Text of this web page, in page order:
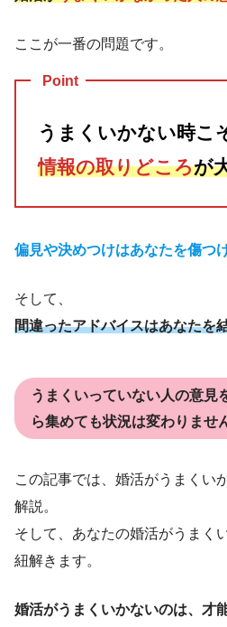
ここが一番の問題です。
Point
うまくいかない時こ
情報の取りどころが
偏見や決めつけはあなたを傷つ
そして、
間違ったアドバイスはあなたを
うまくいっていない人の意見
ら集めても状況は変わりませ
この記事では、婚活がうまくい
解説。
そして、あなたの婚活がうまく
紐解きます。
婚活がうまくいかないのは、才